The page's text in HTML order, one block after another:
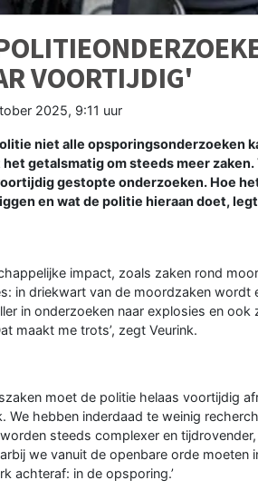
VOORTIJDIG'
2025, 9:11 uur
niet alle opsporingsonderzoeken
getalsmatig om steeds meer
gestopte onderzoeken. Hoe
en wat de politie hieraan doet,
impact, zoals zaken rond
in driekwart van de moordzaken wordt
in onderzoeken naar explosies en
maakt me trots’, zegt Veurink.
moet de politie helaas voortijdig
We hebben inderdaad te weinig
steeds complexer en
we vanuit de openbare orde moeten
achteraf: in de opsporing.’